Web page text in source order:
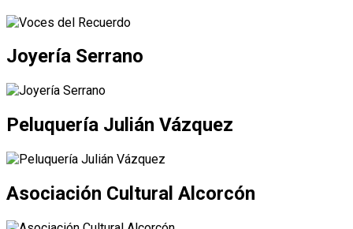
Joyería Serrano
Peluquería Julián Vázquez
Asociación Cultural Alcorcón